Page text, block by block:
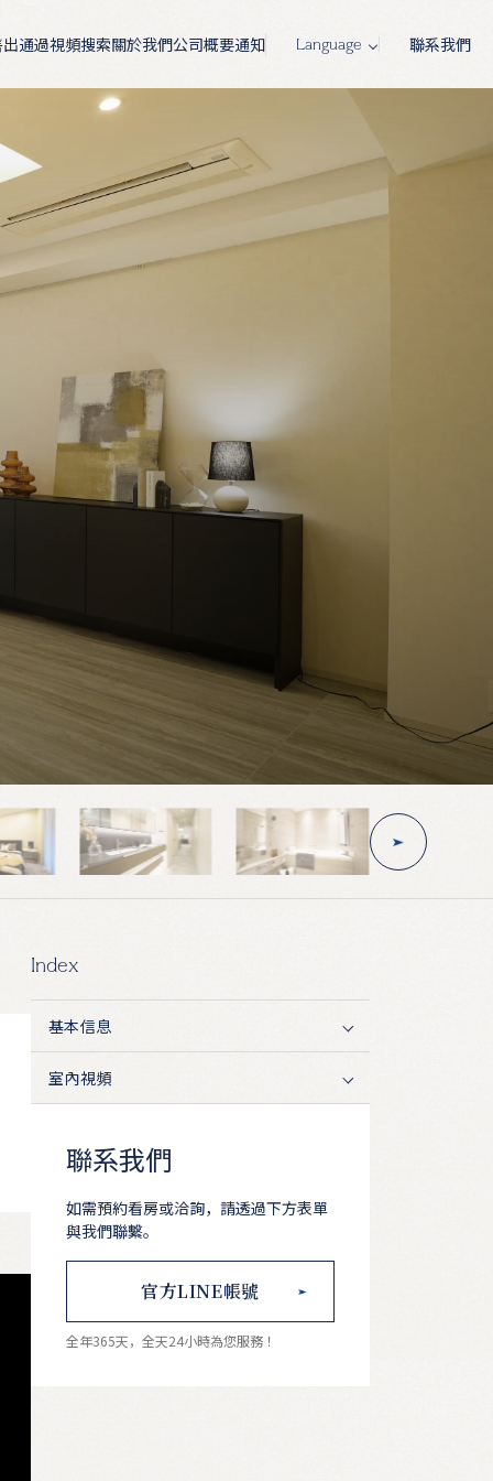
通過視頻搜索關於我們公司概要通知 聯系我們
Index
基本信息
室內視頻
聯系我們
如需預約看房或洽詢，請透過下方表單
與我們聯繫。
官方LINE帳號
全年365天，全天24小時為您服務！